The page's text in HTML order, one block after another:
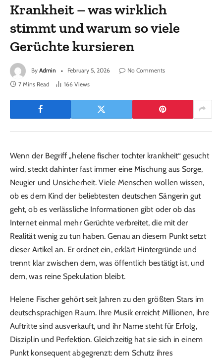
Krankheit – was wirklich
stimmt und warum so viele
Gerüchte kursieren
By Admin February 5, 2026
No Comments
7 Mins Read
166 Views
Wenn der Begriff „helene fischer tochter krankheit“ gesucht
wird, steckt dahinter fast immer eine Mischung aus Sorge,
Neugier und Unsicherheit. Viele Menschen wollen wissen,
ob es dem Kind der beliebtesten deutschen Sängerin gut
geht, ob es verlässliche Informationen gibt oder ob das
Internet einmal mehr Gerüchte verbreitet, die mit der
Realität wenig zu tun haben. Genau an diesem Punkt setzt
dieser Artikel an. Er ordnet ein, erklärt Hintergründe und
trennt klar zwischen dem, was öffentlich bestätigt ist, und
dem, was reine Spekulation bleibt.
Helene Fischer gehört seit Jahren zu den größten Stars im
deutschsprachigen Raum. Ihre Musik erreicht Millionen, ihre
Auftritte sind ausverkauft, und ihr Name steht für Erfolg,
Disziplin und Perfektion. Gleichzeitig hat sie sich in einem
Punkt konsequent abgegrenzt: dem Schutz ihres